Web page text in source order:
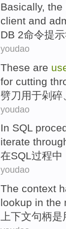
Basically, the
client and
DB 2命令提
youdao
These are
for cutting
劈刀 用于剁碎
youdao
In SQL
iterate
在SQL过程中
youdao
The context
lookup in the
上下文句柄是